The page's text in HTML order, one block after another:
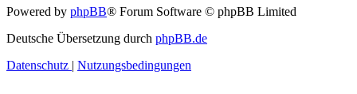
Powered by phpBB® Forum Software © phpBB Limited
Deutsche Übersetzung durch phpBB.de
Datenschutz | Nutzungsbedingungen